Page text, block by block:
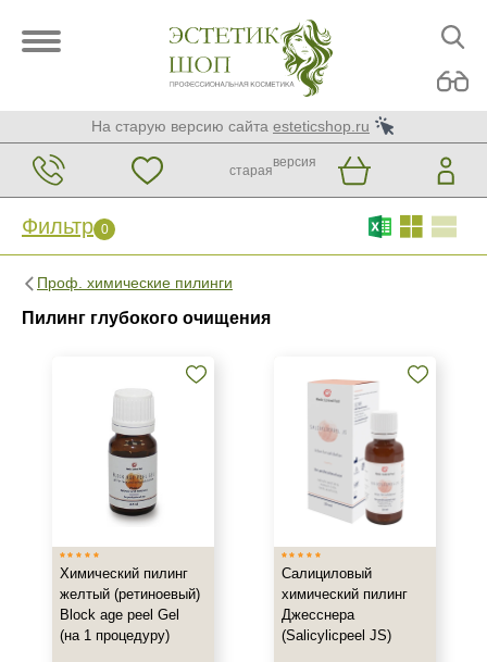
На старую версию сайта esteticshop.ru
старая
версия
Фильтр 0
Проф. химические пилинги
Пилинг глубокого очищения
Фильтр 0
Тип пилинга
Джесснера
Химический пилинг
желтый (ретиноевый)
Block age peel Gel
(на 1 процедуру)
Салициловый
химический пилинг
Джесснера
(Salicylicpeel JS)